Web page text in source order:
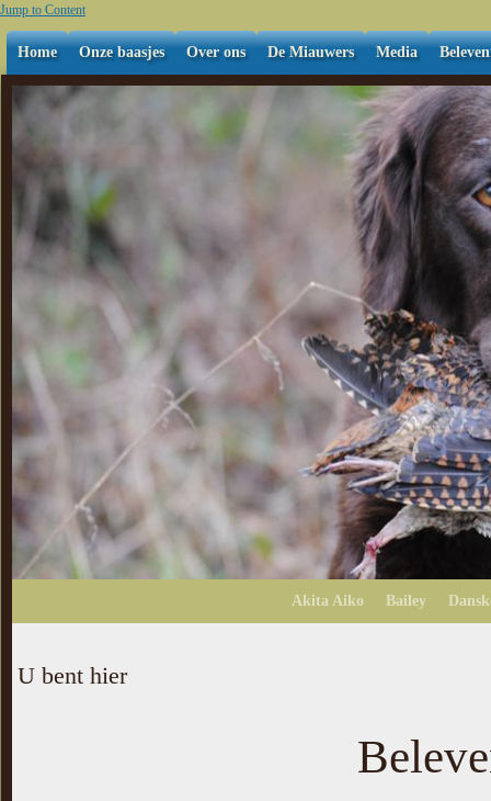
Jump to Content
Home Onze baasjes Over ons De Miauwers Media
Akita Aiko Bailey
U bent hier